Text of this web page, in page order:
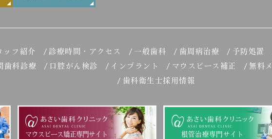
ッフ紹介 診療時間・アクセス 一般歯科 歯周病治療 予防処置
歯科診療 口腔がん検診 インプラント マウスピース補正 無料
歯科衛生士採用情報
マウスピース矯正専門サイト 根管治療専門サイト